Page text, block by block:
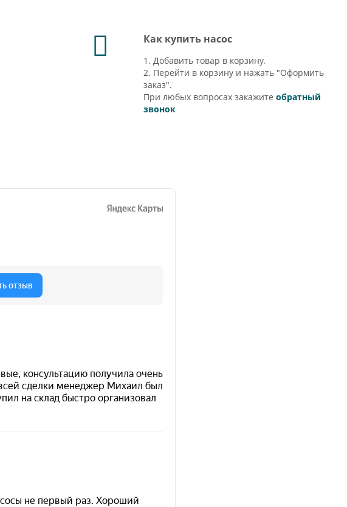
Как купить насос
1. Добавить товар в корзину.
2. Перейти в корзину и нажать "Оформить
заказ".
При любых вопросах закажитеобратный
звонок